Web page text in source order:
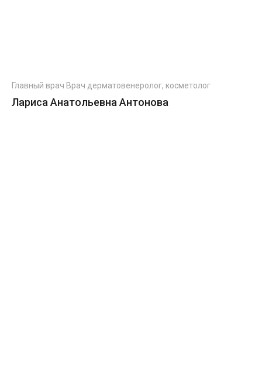
Главный врач Врач дерматовенеролог, косметолог
Лариса Анатольевна Антонова